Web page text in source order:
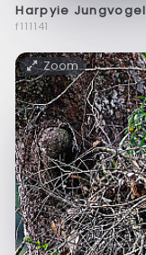
Harpyie Jungvogel
f111141
Zoom